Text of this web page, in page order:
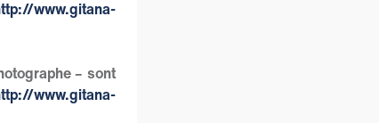
www.gitana-
– sont
www.gitana-